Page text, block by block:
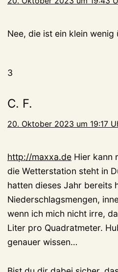
Nee, die ist ein klein wenig
3
C. F.
20. Oktober 2023 um 19:17
http://maxxa.de Hier kann
die Wetterstation steht in
hatten dieses Jahr bereits
Niederschlagsmengen,
wenn ich mich nicht irre,
Liter pro Quadratmeter.
genauer wissen…